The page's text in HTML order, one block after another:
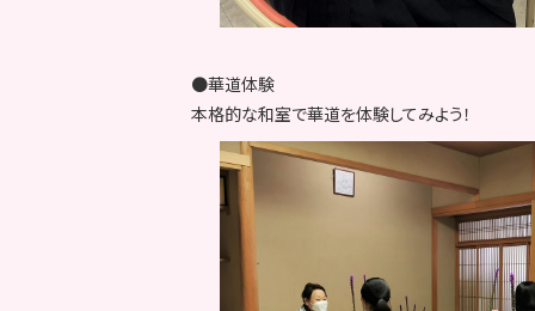
●華道体験
本格的な和室で華道を体験してみよう！